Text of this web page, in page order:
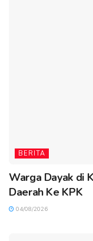
BERITA
Warga Dayak di
Daerah Ke KPK
04/08/2026